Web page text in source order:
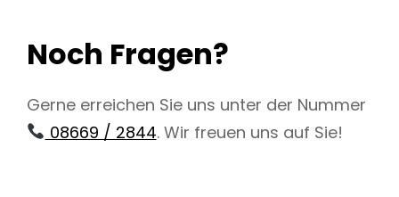
Noch Fragen?
Gerne erreichen Sie uns unter der Nummer
08669 / 2844. Wir freuen uns auf Sie!